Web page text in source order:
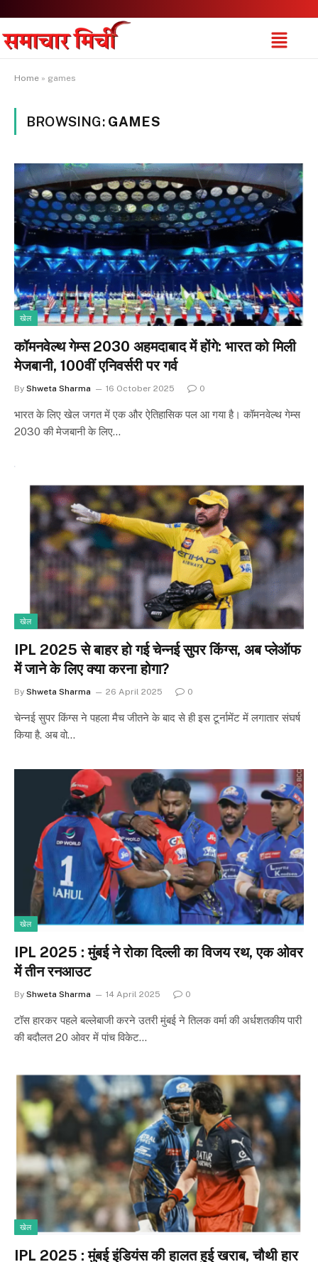
Home » games
BROWSING: GAMES
खेल
कॉमनवेल्थ गेम्स 2030 अहमदाबाद में होंगे: भारत को मिली
मेजबानी, 100वीं एनिवर्सरी पर गर्व
By Shweta Sharma 16 October 2025 0
भारत के लिए खेल जगत में एक और ऐतिहासिक पल आ गया है। कॉमनवेल्थ गेम्स
2030 की मेजबानी के लिए…
खेल
IPL 2025 से बाहर हो गई चेन्नई सुपर किंग्स, अब प्लेऑफ
में जाने के लिए क्या करना होगा?
By Shweta Sharma 26 April 2025 0
चेन्नई सुपर किंग्स ने पहला मैच जीतने के बाद से ही इस टूर्नामेंट में लगातार संघर्ष
किया है. अब वो…
खेल
IPL 2025 : मुंबई ने रोका दिल्ली का विजय रथ, एक ओवर
में तीन रनआउट
By Shweta Sharma 14 April 2025 0
टॉस हारकर पहले बल्लेबाजी करने उतरी मुंबई ने तिलक वर्मा की अर्धशतकीय पारी
की बदौलत 20 ओवर में पांच विकेट…
खेल
IPL 2025 : मुंबई इंडियंस की हालत हुई खराब, चौथी हार